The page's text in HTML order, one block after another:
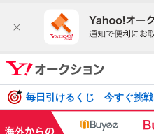
毎日引けるくじ 今すぐ挑戦